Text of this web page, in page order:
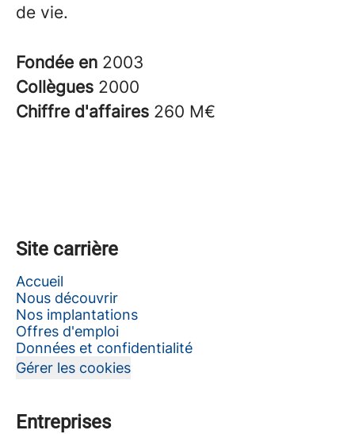
de vie.
Fondée en 2003
Collègues 2000
Chiffre d'affaires 260 M€
Site carrière
Accueil
Nous découvrir
Nos implantations
Offres d'emploi
Données et confidentialité
Gérer les cookies
Entreprises